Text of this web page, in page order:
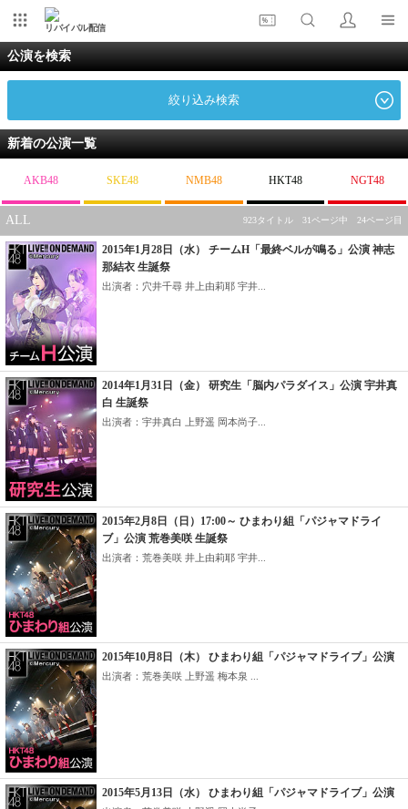
リバイバル配信
公演を検索
絞り込み検索
新着の公演一覧
AKB48 SKE48 NMB48 HKT48 NGT48
ALL 923タイトル 31ページ中 24ページ目
2015年1月28日（水） チームH「最終ベルが鳴る」公演 神志
那結衣 生誕祭
出演者：穴井千尋 井上由莉耶 宇井...
2014年1月31日（金） 研究生「脳内パラダイス」公演 宇井真
白 生誕祭
出演者：宇井真白 上野遥 岡本尚子...
2015年2月8日（日）17:00～ ひまわり組「パジャマドライ
ブ」公演 荒巻美咲 生誕祭
出演者：荒巻美咲 井上由莉耶 宇井...
2015年10月8日（木） ひまわり組「パジャマドライブ」公演
出演者：荒巻美咲 上野遥 梅本泉 ...
2015年5月13日（水） ひまわり組「パジャマドライブ」公演